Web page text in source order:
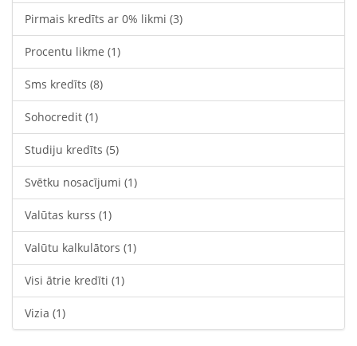
Pirmais kredīts ar 0% likmi (3)
Procentu likme (1)
Sms kredīts (8)
Sohocredit (1)
Studiju kredīts (5)
Svētku nosacījumi (1)
Valūtas kurss (1)
Valūtu kalkulātors (1)
Visi ātrie kredīti (1)
Vizia (1)